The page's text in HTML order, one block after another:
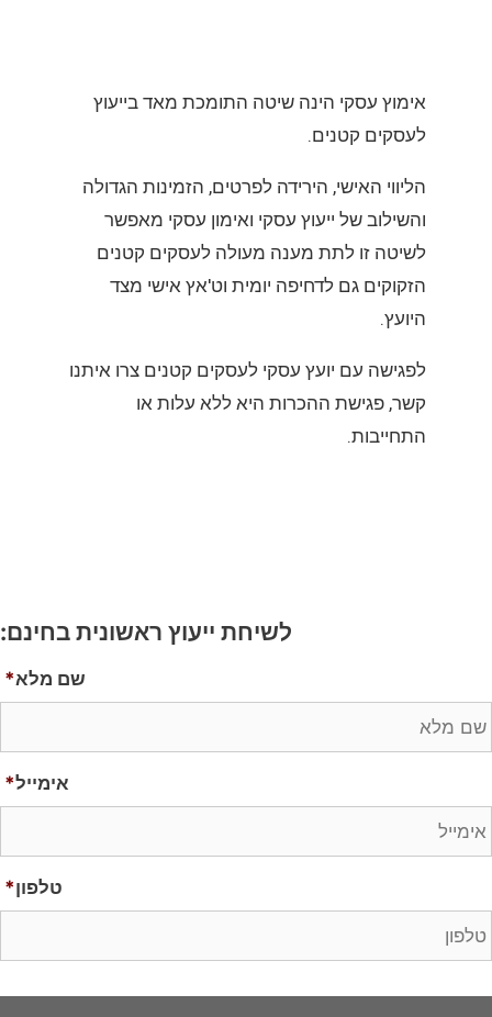
אימוץ עסקי הינה שיטה התומכת מאד בייעוץ
לעסקים קטנים.
הליווי האישי, הירידה לפרטים, הזמינות הגדולה
והשילוב של ייעוץ עסקי ואימון עסקי מאפשר
לשיטה זו לתת מענה מעולה לעסקים קטנים
הזקוקים גם לדחיפה יומית וט'אץ אישי מצד
היועץ.
לפגישה עם יועץ עסקי לעסקים קטנים צרו איתנו
קשר, פגישת ההכרות היא ללא עלות או
התחייבות.
לשיחת ייעוץ ראשונית בחינם:
שם מלא*
אימייל*
טלפון*